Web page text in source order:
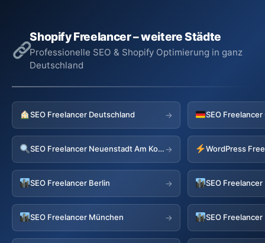
Shopify Freelancer – weitere Städte
Professionelle SEO & Shopify Optimierung in ganz
Deutschland
SEO Freelancer Deutschland → SEO
SEO Freelancer Neuenstadt Am Kocher→
SEO Freelancer Berlin → SEO
SEO Freelancer München → SEO Freelancer